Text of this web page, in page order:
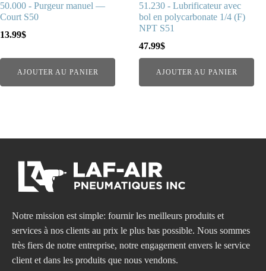
50.000 - Purgeur manuel —
Court S50
13.99$
AJOUTER AU PANIER
51.230 - Lubrificateur avec
bol en polycarbonate 1/4 (F)
NPT S51
47.99$
AJOUTER AU PANIER
Notre mission est simple: fournir les meilleurs produits et
services à nos clients au prix le plus bas possible. Nous sommes
très fiers de notre entreprise, notre engagement envers le service
client et dans les produits que nous vendons.